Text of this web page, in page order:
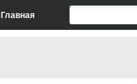
Главная